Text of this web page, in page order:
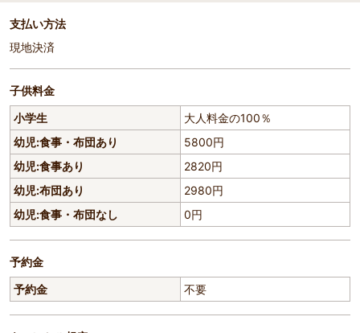
支払い方法
現地決済
子供料金
小学生
大人料金の100％
幼児:食事・布団あり
5800円
幼児:食事あり
2820円
幼児:布団あり
2980円
幼児:食事・布団なし
0円
予約金
予約金
不要